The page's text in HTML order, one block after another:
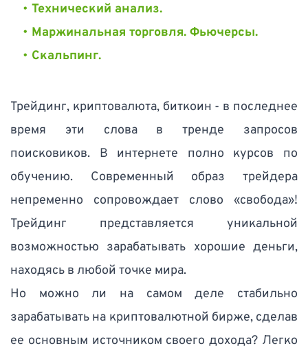
Технический анализ.
Маржинальная торговля. Фьючерсы.
Скальпинг.
Трейдинг, криптовалюта, биткоин - в последнее
время эти слова в тренде запросов
поисковиков. В интернете полно курсов по
обучению. Современный образ трейдера
непременно сопровождает слово «свобода»!
Трейдинг представляется уникальной
возможностью зарабатывать хорошие деньги,
находясь в любой точке мира.
Но можно ли на самом деле стабильно
зарабатывать на криптовалютной бирже, сделав
ее основным источником своего дохода? Легко